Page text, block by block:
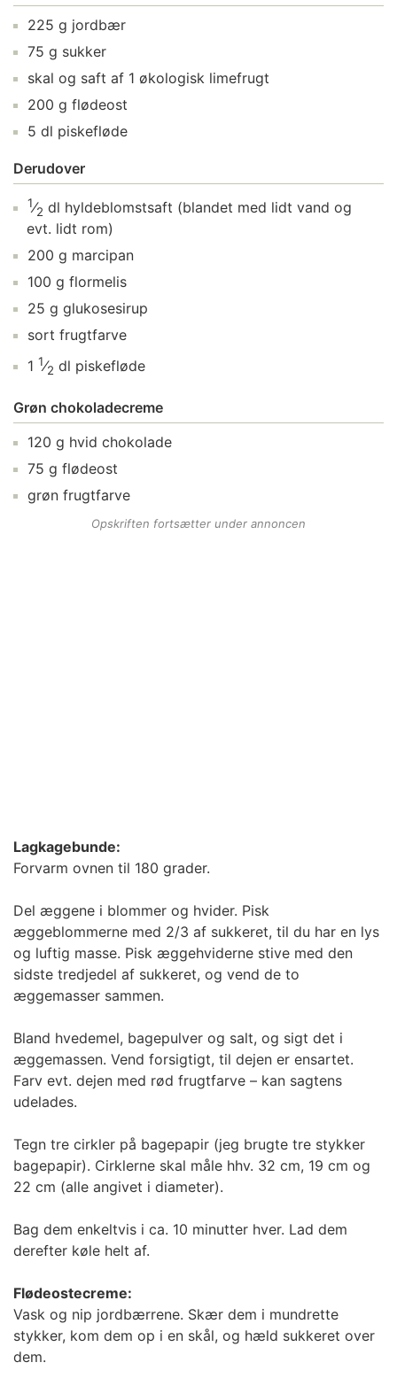
225 g jordbær
75 g sukker
skal og saft af 1 økologisk limefrugt
200 g flødeost
5 dl piskefløde
Derudover
1⁄2 dl hyldeblomstsaft (blandet med lidt vand og
evt. lidt rom)
200 g marcipan
100 g flormelis
25 g glukosesirup
sort frugtfarve
1 1⁄2 dl piskefløde
Grøn chokoladecreme
120 g hvid chokolade
75 g flødeost
grøn frugtfarve
Opskriften fortsætter under annoncen
Lagkagebunde:
Forvarm ovnen til 180 grader.
Del æggene i blommer og hvider. Pisk
æggeblommerne med 2/3 af sukkeret, til du har en lys
og luftig masse. Pisk æggehviderne stive med den
sidste tredjedel af sukkeret, og vend de to
æggemasser sammen.
Bland hvedemel, bagepulver og salt, og sigt det i
æggemassen. Vend forsigtigt, til dejen er ensartet.
Farv evt. dejen med rød frugtfarve – kan sagtens
udelades.
Tegn tre cirkler på bagepapir (jeg brugte tre stykker
bagepapir). Cirklerne skal måle hhv. 32 cm, 19 cm og
22 cm (alle angivet i diameter).
Bag dem enkeltvis i ca. 10 minutter hver. Lad dem
derefter køle helt af.
Flødeostecreme:
Vask og nip jordbærrene. Skær dem i mundrette
stykker, kom dem op i en skål, og hæld sukkeret over
dem.